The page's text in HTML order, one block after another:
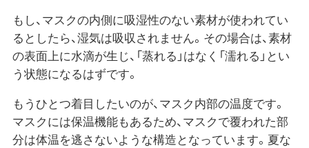
もし、マスクの内側に吸湿性のない素材が使われてい
るとしたら、湿気は吸収されません。その場合は、素材
の表面上に水滴が生じ、「蒸れる」はなく「濡れる」とい
う状態になるはずです。
もうひとつ着目したいのが、マスク内部の温度です。
マスクには保温機能もあるため、マスクで覆われた部
分は体温を逃さないような構造となっています。夏な